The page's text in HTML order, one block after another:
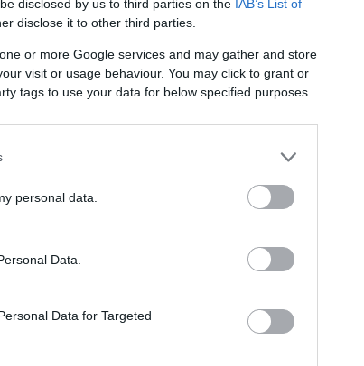
disclosed by us to third parties on the IAB’s List of
disclose it to other third parties.
or more Google services and may gather and store
visit or usage behaviour. You may click to grant or
tags to use your data for below specified purposes
personal data.
Data.
Data for Targeted
jeunes et aux femmes qui
le changement de
subventionné et à
2024
alimentaire agricole
montant maximum de 1,5
1 SPID
le
TZCLD :
de loi et
3
Examens
4
Guide
5
Appel
marche